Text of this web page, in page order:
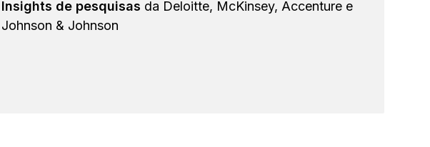
Insights de pesquisas da Deloitte, McKinsey, Accenture e
Johnson & Johnson